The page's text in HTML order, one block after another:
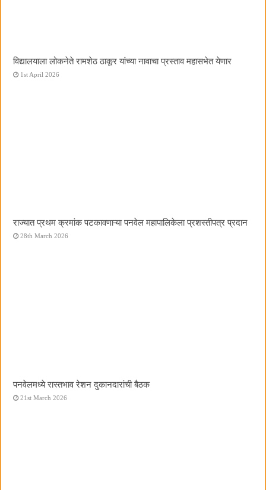
विद्यालयाला लोकनेते रामशेठ ठाकूर यांच्या नावाचा प्रस्ताव महासभेत येणार
1st April 2026
राज्यात प्रथम क्रमांक पटकावणाऱ्या पनवेल महापालिकेला प्रशस्तीपत्र प्रदान
28th March 2026
पनवेलमध्ये रास्तभाव रेशन दुकानदारांची बैठक
21st March 2026